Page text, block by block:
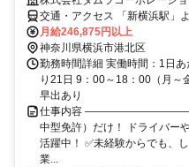
交通・アクセス 「新横浜駅」
分
月給246,875円以上
神奈川県横浜市港北区
勤務時間詳細 実働時間：1日
り21日 9：00～18：00（月
早出あり
仕事内容
中型免許）だけ！ ドライバー
活躍中！ ✅未経験からでも、
業...